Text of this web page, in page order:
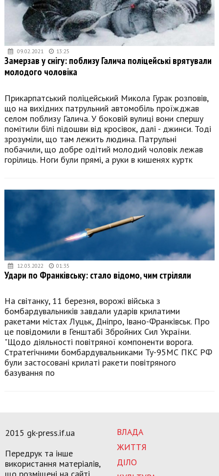
09.02.2021 13:25
Замерзав у снігу: поблизу Галича поліцейські врятували
молодого чоловіка
Прикарпатський поліцейський Микола Гурак розповів,
що на вихідних патрульний автомобіль проїжджав
селом поблизу Галича. У боковій вулиці вони спершу
помітили білі підошви від кросівок, далі - джинси. Тоді
зрозуміли, що там лежить людина. Патрульні
побачили, що добре одітий молодий чоловік лежав
горілиць. Ноги були прямі, а руки в кишенях куртк
12.03.2022 01:35
Удари по Франківську: стало відомо, чим стріляли
На світанку, 11 березня, ворожі війська з
бомбардувальників завдали ударів крилатими
ракетами містах Луцьк, Дніпро, Івано-Франківськ. Про
це повідомили в Генштабі Збройних Сил України.
"Щодо діяльності повітряної компоненти ворога.
Стратегічними бомбардувальниками Ту-95МС ПКС РФ
були застосовані крилаті ракети повітряного
базування по
ВЛАДА
ЖИТТЯ
ДІЛО
2015 gk-press.if.ua
Передрук та інше
використання матеріалів,